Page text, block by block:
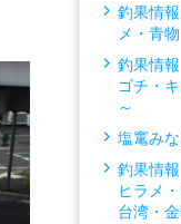
釣果情
メ・青
釣果
ゴチ・
～
塩竃み
釣果情
ヒラメ
台湾・